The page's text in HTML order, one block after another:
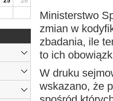
Ministerstwo
zmian w
zbadania, ile
to ich
W druku
wskazano, że